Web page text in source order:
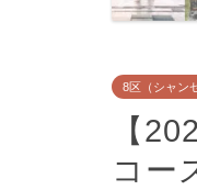
8区（シャン
【
コー